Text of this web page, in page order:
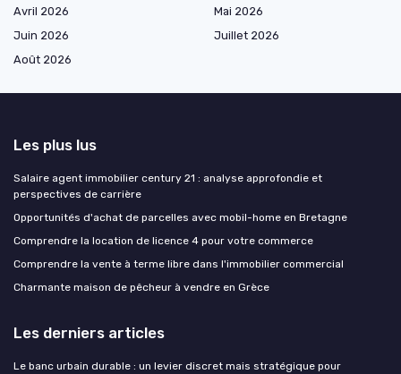
Avril 2026
Mai 2026
Juin 2026
Juillet 2026
Août 2026
Les plus lus
Salaire agent immobilier century 21 : analyse approfondie et
perspectives de carrière
Opportunités d'achat de parcelles avec mobil-home en Bretagne
Comprendre la location de licence 4 pour votre commerce
Comprendre la vente à terme libre dans l'immobilier commercial
Charmante maison de pêcheur à vendre en Grèce
Les derniers articles
Le banc urbain durable : un levier discret mais stratégique pour